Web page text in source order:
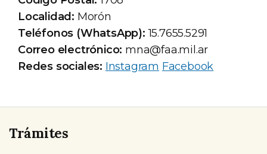
Localidad: Morón
Teléfonos (WhatsApp): 15.7655.5291
Correo electrónico: mna@faa.mil.ar
Redes sociales: Instagram Facebook
Trámites